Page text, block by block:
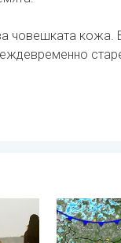
човешката кожа.
г.
Максимални над
Неделя